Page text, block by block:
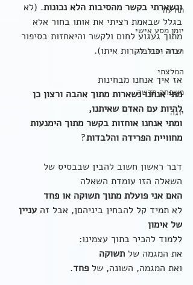
תודעה
יומן מסע אישי
חברה וסביבה
המלצתי
משפחה חדשה
יוגה
ונשארתי בקשר מהסיבות הלא נכונות. (לא
בגלל שבאמת רציתי את אותו בחור אלא
מתוך געגוע לחום ולקשר והיאחזות בסיפור
שזה יכול לקרות איתו).
אז איך אנחנו מבחינות
מתי אנחנו נשארות מתוך אהבה ורצון כן
להיות עם האדם שאיתנו,
ומתי אנחנו אוחזות בקשר מתוך הימנעות
מחוויית הפרידה והלבדות?
דבר ראשון חשוב להבין שבבסיס של
השאלה הזו עומדת השאלה
האם אני פועלת מתוך תשוקה או פחד
לא תמיד קל להבחין ביניהםן, אבל זה עניין
של אימון
ללמוד להכיר בתוך עצמינו:
את המגמה של תשוקה
ואת המגמה, השונה, של פחד.